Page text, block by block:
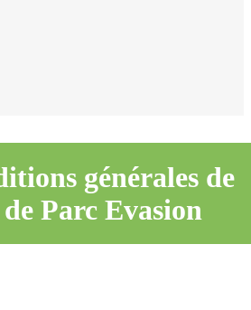
générales de
Parc Evasion